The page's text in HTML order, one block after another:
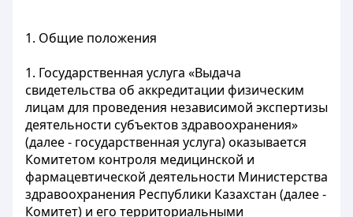
1. Общие положения
1. Государственная услуга «Выдача
свидетельства об аккредитации физическим
лицам для проведения независимой экспертизы
деятельности субъектов здравоохранения»
(далее - государственная услуга) оказывается
Комитетом контроля медицинской и
фармацевтической деятельности Министерства
здравоохранения Республики Казахстан (далее -
Комитет) и его территориальными